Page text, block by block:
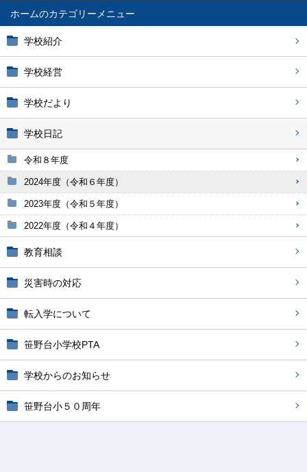
ホーム
学校紹介
学校経営
学校だより
学校日記
令和８年度
2024年度（令和６年度）
2023年度（令和５年度）
2022年度（令和４年度）
教育相談
災害時の対応
転入学について
笹野台小学校PTA
学校からのお知らせ
笹野台小５０周年